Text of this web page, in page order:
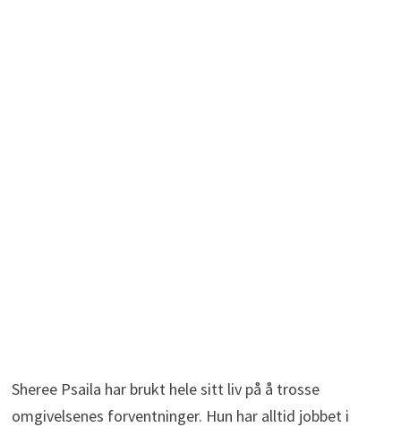
Sheree Psaila har brukt hele sitt liv på å trosse
omgivelsenes forventninger. Hun har alltid jobbet i